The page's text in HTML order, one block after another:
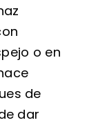
o en
de
dar